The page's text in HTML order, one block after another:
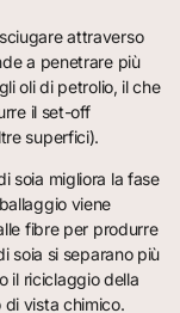
attraverso
a penetrare più
oli di petrolio, il che
il set-off
superfici).
soia migliora la fase
viene
fibre per produrre
soia si separano più
il riciclaggio della
vista chimico.